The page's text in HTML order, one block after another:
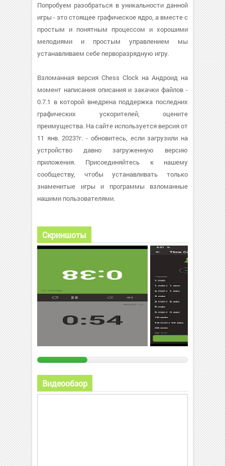
Попробуем разобраться в уникальности данной
игры - это стоящее графическое ядро, а вместе с
простым и понятным процессом и хорошими
мелодиями и простым управлением мы
устанавливаем себе перворазрядную игру.
Взломанная версия Chess Clock на Андроид на
момент написания описания и закачки файлов -
0.7.1 в которой внедрена поддержка последних
графических ускорителей, оцените
преимущества. На сайте используется версия от
11 янв. 2023?г. - обновитесь, если загрузили на
устройство давно загруженную версию
приложения. Присоединяйтесь к нашему
сообществу, чтобы устанавливать только
знаменитые игры и программы взломанные
нашими пользователями.
Скриншоты
Видеообзор